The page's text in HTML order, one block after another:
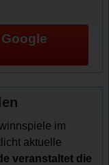
im
aktuelle
veranstaltet die